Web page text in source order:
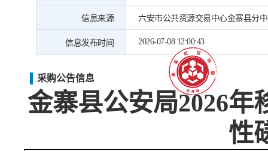
信息来源 六安市公共资源交易中心金寨县分
信息发布时间 2026-07-08 12:00:43
采购公告信息
金寨县公安局2026年
性